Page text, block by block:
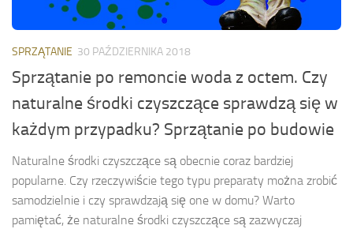
SPRZĄTANIE 30 PAŹDZIERNIKA 2018
Sprzątanie po remoncie woda z octem. Czy
naturalne środki czyszczące sprawdzą się w
każdym przypadku? Sprzątanie po budowie
Naturalne środki czyszczące są obecnie coraz bardziej
popularne. Czy rzeczywiście tego typu preparaty można zrobić
samodzielnie i czy sprawdzają się one w domu? Warto
pamiętać, że naturalne środki czyszczące są zazwyczaj